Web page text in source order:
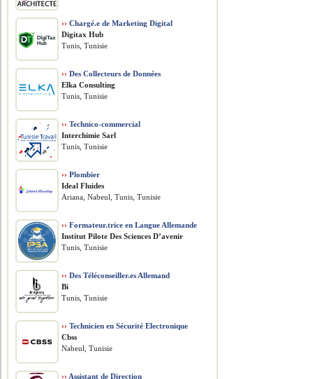
›› Chargé.e de Marketing Digital
Digitax Hub
Tunis, Tunisie
›› Des Collecteurs de Données
Elka Consulting
Tunis, Tunisie
›› Technico-commercial
Interchimie Sarl
Tunis, Tunisie
›› Plombier
Ideal Fluides
Ariana, Nabeul, Tunis, Tunisie
›› Formateur.trice en Langue Allemande
Institut Pilote Des Sciences D’avenir
Tunis, Tunisie
›› Des Téléconseiller.es Allemand
Bi
Tunis, Tunisie
›› Technicien en Sécurité Electronique
Cbss
Nabeul, Tunisie
›› Assistant de Direction